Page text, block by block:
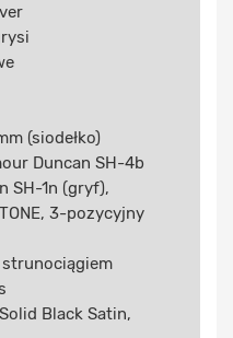
(siodełko)
Duncan SH-4b
SH-1n (gryf),
3-pozycyjny
Black Satin,